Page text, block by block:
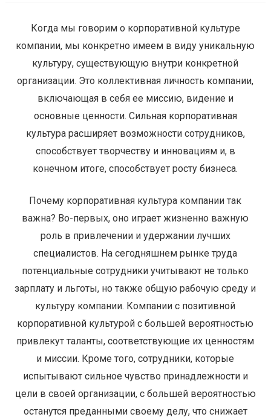
Когда мы говорим о корпоративной культуре
компании, мы конкретно имеем в виду уникальную
культуру, существующую внутри конкретной
организации. Это коллективная личность компании,
включающая в себя ее миссию, видение и
основные ценности. Сильная корпоративная
культура расширяет возможности сотрудников,
способствует творчеству и инновациям и, в
конечном итоге, способствует росту бизнеса.
Почему корпоративная культура компании так
важна? Во-первых, оно играет жизненно важную
роль в привлечении и удержании лучших
специалистов. На сегодняшнем рынке труда
потенциальные сотрудники учитывают не только
зарплату и льготы, но также общую рабочую среду и
культуру компании. Компании с позитивной
корпоративной культурой с большей вероятностью
привлекут таланты, соответствующие их ценностям
и миссии. Кроме того, сотрудники, которые
испытывают сильное чувство принадлежности и
цели в своей организации, с большей вероятностью
останутся преданными своему делу, что снижает